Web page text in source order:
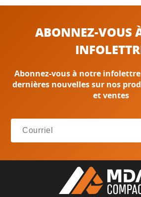
ABONNEZ-VOUS
Abonnez-vous à notre
dernières nouvelles sur nos
et ventes